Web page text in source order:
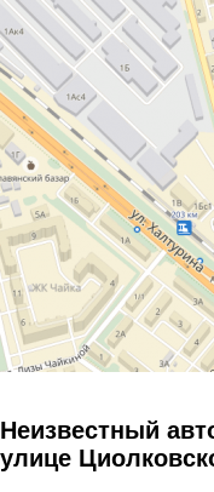
Перейти к основному
Неизвестный
улице